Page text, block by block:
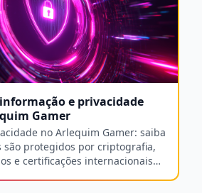
e privacidade
Gamer
no Arlequim Gamer: saiba
são protegidos por criptografia,
e certificações internacionais